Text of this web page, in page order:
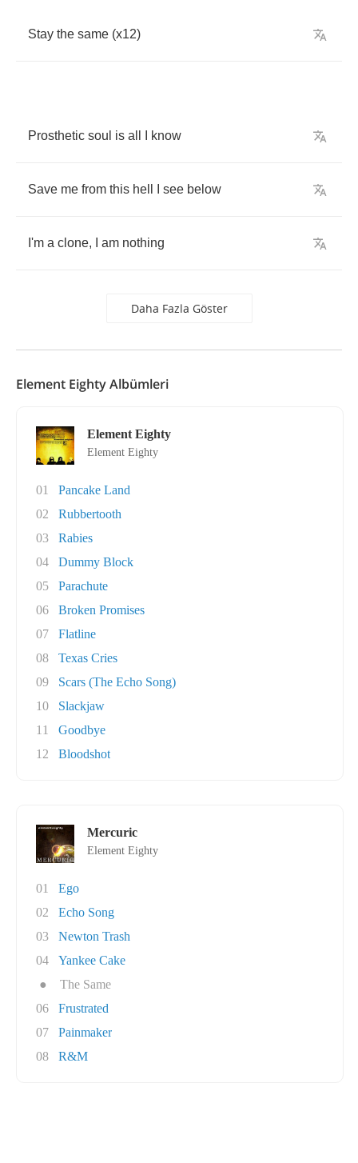
Stay the same (x12)
Prosthetic soul is all know
Save me from this hell see below
I'm a clone, am nothing
Daha Fazla Göster
Element Eighty Albümleri
Element Eighty
Element Eighty
01
Pancake Land
02
Rubbertooth
03
Rabies
04
Dummy Block
05
Parachute
06
Broken Promises
07
Flatline
08
Texas Cries
09
Scars (The Echo Song)
10
Slackjaw
11
Goodbye
12
Bloodshot
Mercuric
Element Eighty
01
Ego
02
Echo Song
03
Newton Trash
04
Yankee Cake
●
The Same
06
Frustrated
07
Painmaker
08
R&M